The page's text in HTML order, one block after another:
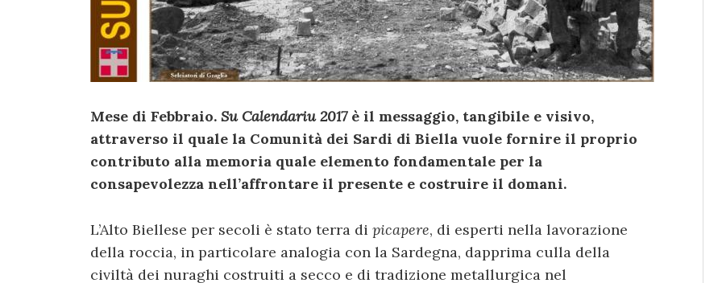
Mese di Febbraio. Su Calendariu 2017è il messaggio, tangibile e visivo,
attraverso il quale la Comunità dei Sardi di Biella vuole fornire il proprio
contributo alla memoria quale elemento fondamentale per la
consapevolezza nell’affrontare il presente e costruire il domani.
L’Alto Biellese per secoli è stato terra di picapere, di esperti nella lavorazione
della roccia, in particolare analogia con la Sardegna, dapprima culla della
civiltà dei nuraghi costruiti a secco e di tradizione metallurgica nel